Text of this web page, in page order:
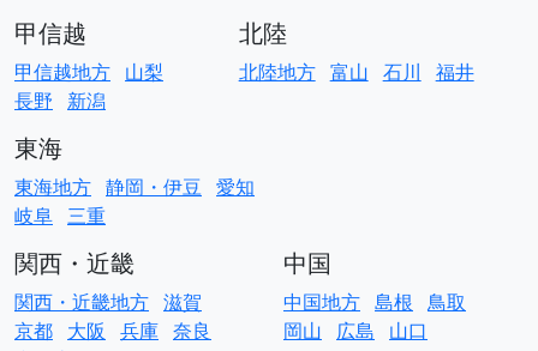
甲信越
甲信越地方 山梨
長野
新潟
北陸
北陸地方 富山 石川 福井
東海
東海地方 静岡・伊豆 愛知
岐阜 三重
関西・近畿
関西・近畿地方 滋賀
京都 大阪 兵庫 奈良
中国
中国地方 島根 鳥取
岡山
広島 山口